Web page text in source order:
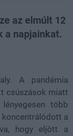
az elmúlt 12
a napjainkat.
A pandémia
csúszások miatt
több
koncentrálódott a
hogy eljött a